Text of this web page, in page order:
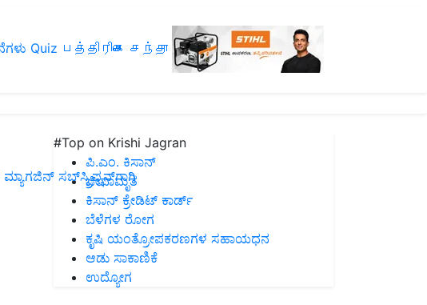
Quiz பத்திரிகை சந்தா
ಮ್ಯಾಗಜಿನ್‌ ಸಬ್‌ಸ್ಕ್ರಿಪ್ಷನ್‌ಗಾಗಿ
#Top on Krishi Jagran
ಪಿ.ಎಂ. ಕಿಸಾನ್
ಜೀವಾಮೃತ
ಕಿಸಾನ್ ಕ್ರೇಡಿಟ್ ಕಾರ್ಡ್
ಬೆಳೆಗಳ ರೋಗ
ಕೃಷಿ ಯಂತ್ರೋಪಕರಣಗಳ ಸಹಾಯಧನ
ಆಡು ಸಾಕಾಣಿಕೆ
ಉದ್ಯೋಗ